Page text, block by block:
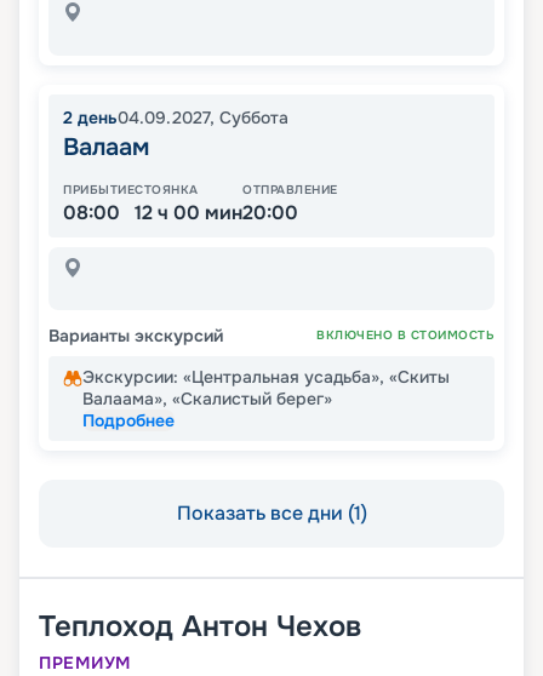
2 день04.09.2027, Суббота
Валаам
ПРИБЫТИЕ
08:00
СТОЯНКА
12 ч 00 мин
ОТПРАВЛЕНИЕ
20:00
Варианты экскурсий ВКЛЮЧЕНО В СТОИМОСТЬ
Экскурсии: «Центральная усадьба», «Скиты
Валаама», «Скалистый берег»
Подробнее
Показать все дни (1)
Теплоход Антон Чехов
ПРЕМИУМ